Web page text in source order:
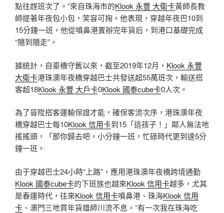
點往趕班次了。”來自珠海市的Klook 永豐 大衛卡黃師長教
師提著年夜包小包，笑容可掬。他表現，穿越年夜巴10到
15分鐘一班，他從噴鼻港置辦完年貨后，到港口基礎完成
“隨到隨走”。
據統計，自豪橋守舊以來，截至2019年12月， Klook 永豐
大衛卡港珠澳年夜橋穿越巴士共發送超55萬班次，輸送搭
客超18Klook 永豐 大戶卡0Klook 國泰cube卡0人次。
為了晉陞搭客運輸保證才能，確保客流次序，港珠澳年夜
橋穿越巴士每10Klook 信用卡到15「這孩子！」鄰人無法地
搖搖頭，「那你歸去吧，小分鐘一班，忙碌時代更到達5分
鐘一班。
由于穿越巴士24小時“上路”，應用港珠澳年夜橋跨境通勤
Klook 國泰cube卡的下班族也越來Klook 信用卡越多，尤其
是春運時代，往來Klook 信用卡噴鼻港、珠海Klook 信用
卡 、澳門三地買年貨雄師川流不息。“有一次我在珠海吃